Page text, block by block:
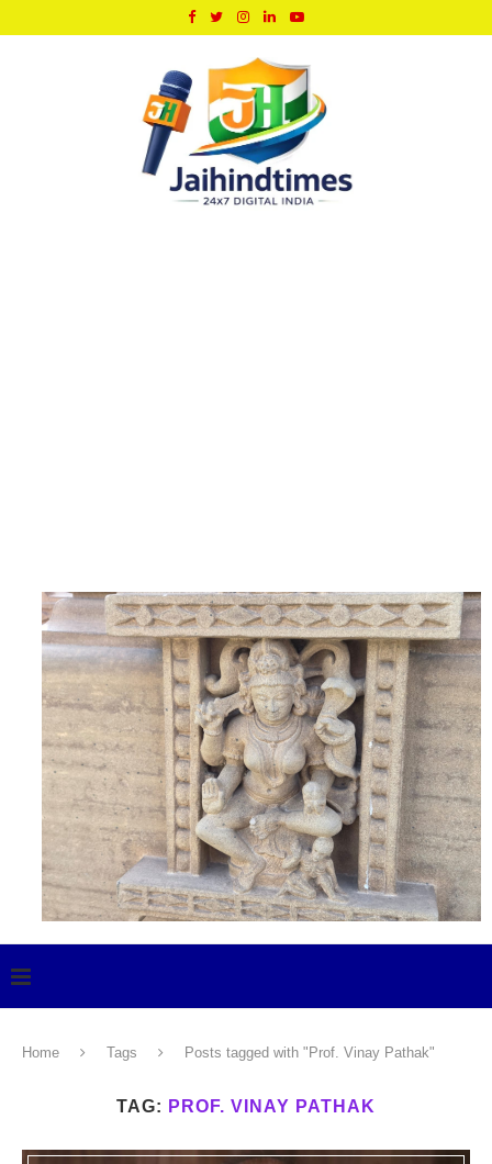
Home Tags Posts tagged with "Prof. Vinay Pathak"
TAG: PROF. VINAY PATHAK